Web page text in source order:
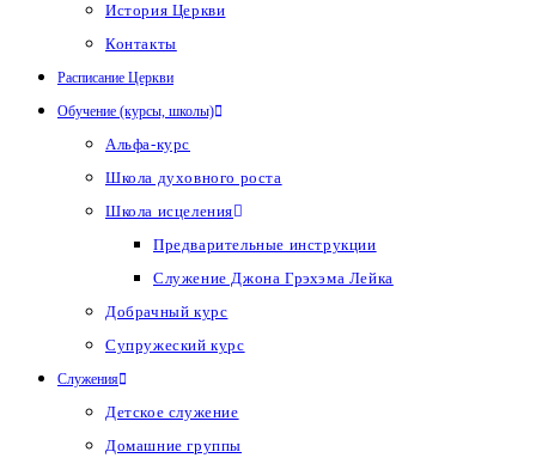
История Церкви
Контакты
Расписание Церкви
Обучение (курсы, школы)
Альфа-курс
Школа духовного роста
Школа исцеления
Предварительные инструкции
Служение Джона Грэхэма Лейка
Добрачный курс
Супружеский курс
Служения
Детское служение
Домашние группы